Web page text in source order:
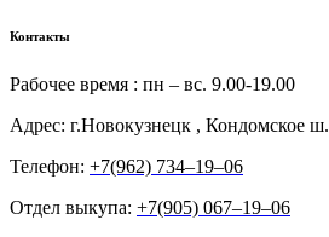
Контакты
Рабочее время : пн – вс. 9.00-19.00
Адрес: г.Новокузнецк , Кондомское
Телефон: +7(962) 734‒19‒06
Отдел выкупа: +7(905) 067‒19‒06